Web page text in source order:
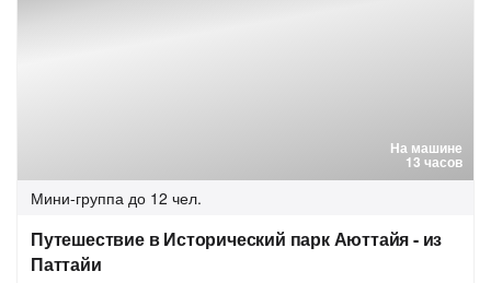
На машине
13 часов
Мини-группа до 12 чел.
Путешествие в Исторический парк Аюттайя - из
Паттайи